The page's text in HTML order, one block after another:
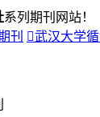
系列期刊网站！
刊 武汉大学